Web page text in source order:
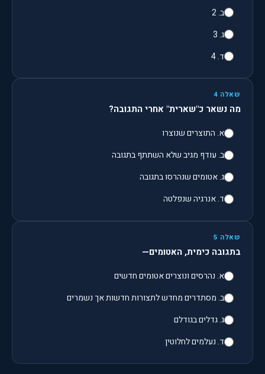
ב. 2
ג. 3
ד. 4
שאלה 4
מה נשאר כ"שארית" אחרי התגובה?
א. התוצרים שנוצרו
ב. עודף מגיב שלא השתתף בתגובה
ג. אטומים שנהרסו בתגובה
ד. אנרגיה שנפלטה
שאלה 5
בתגובה כימית, האטומים—
א. נהרסים ונוצרים אטומים חדשים
ב. מסתדרים מחדש לתצורות חדשות אך נשמרים
ג. גדלים בגודלם
ד. נעלמים לחלוטין